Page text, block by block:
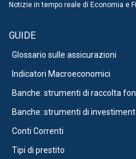
Notizie in tempo reale di Economia e
GUIDE
Glossario sulle assicurazioni
Indicatori Macroeconomici
Banche: strumenti di raccolta
Banche: strumenti di
Conti Correnti
Tipi di prestito